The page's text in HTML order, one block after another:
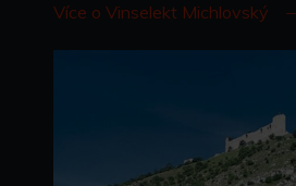
Více o Vinselekt Michlovský